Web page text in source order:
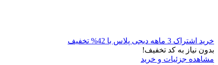
خرید اشتراک 3 ماهه دیجی پلاس با 42% تخفیف
بدون نیاز به کد تخفیف!
مشاهده جزئیات و خرید